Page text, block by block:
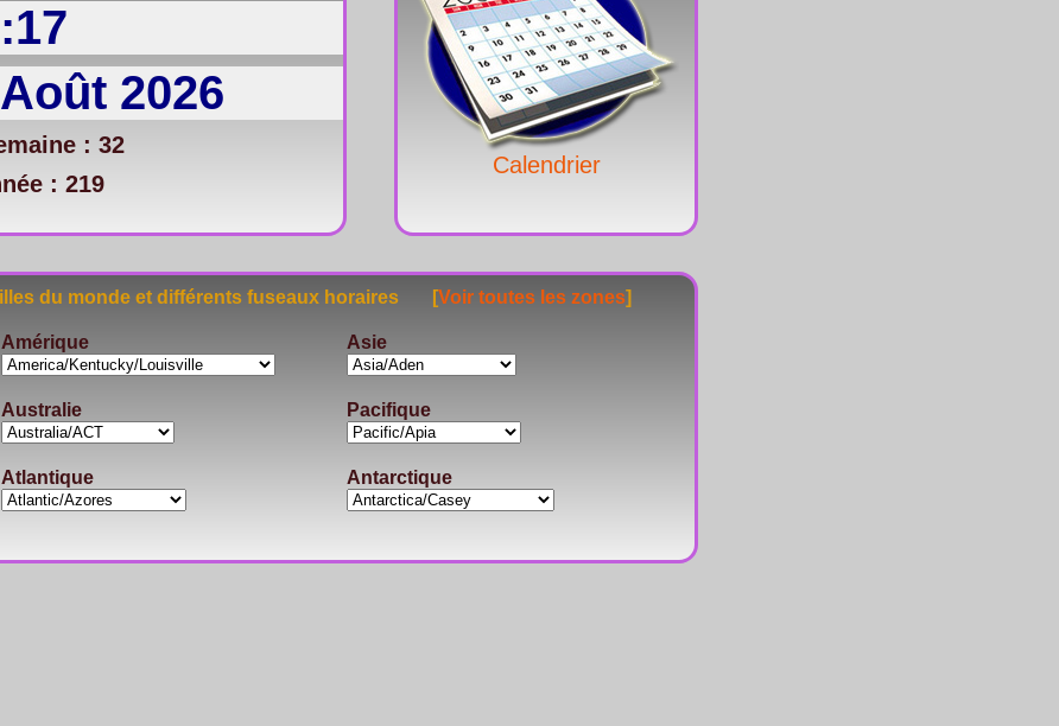
2026
: 32
: 219
Calendrier
du monde et différents fuseaux horaires [Voir toutes les zones]
Amérique Asie
Australie Pacifique
Atlantique Antarctique